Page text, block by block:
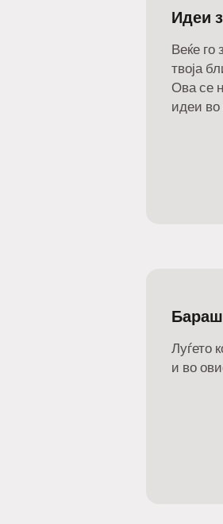
Идеи
Веќе го
твоја
Ова се
идеи во
Бараш
Луѓето
и во